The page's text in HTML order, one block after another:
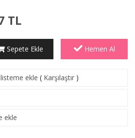
TL
Sepete Ekle Hemen Al
ekle ( Karşılaştır )
ekle